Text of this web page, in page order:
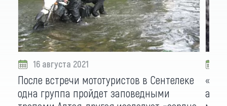
16 августа 2021
После встречи мототуристов в Сентелеке
одна группа пройдет заповедными
«И